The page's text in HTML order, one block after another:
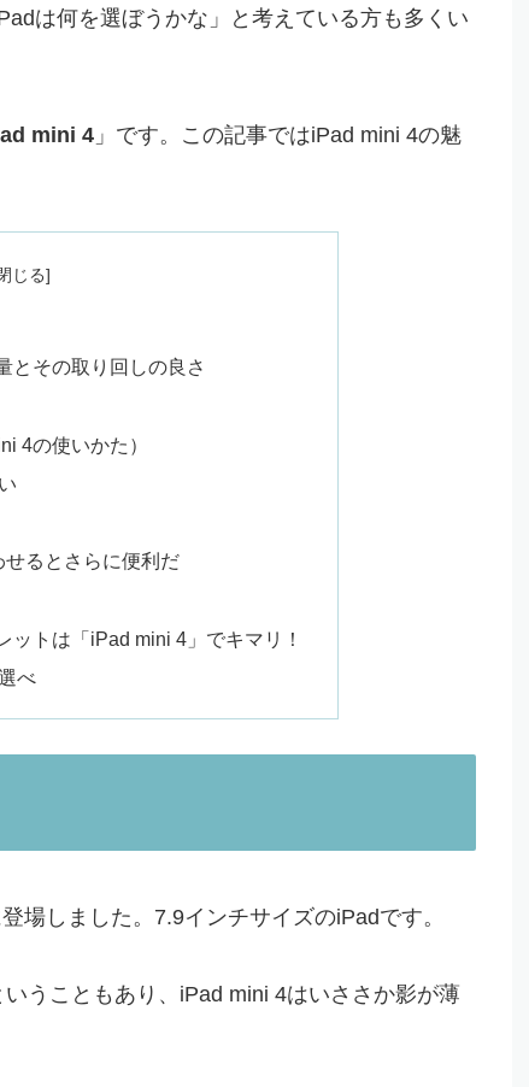
は何を選ぼうかな 」と考えている方も多くい
mini 4 」です。この記事ではiPad mini 4の魅
とその取り回しの良さ
4の使いかた）
るとさらに便利だ
トは「iPad mini 4」でキマリ！
べ
場しました。7.9インチサイズのiPadです。
うこともあり、iPad mini 4はいささか影が薄